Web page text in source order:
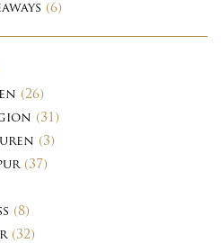
(6)
(26)
(31)
(3)
(37)
(8)
(32)